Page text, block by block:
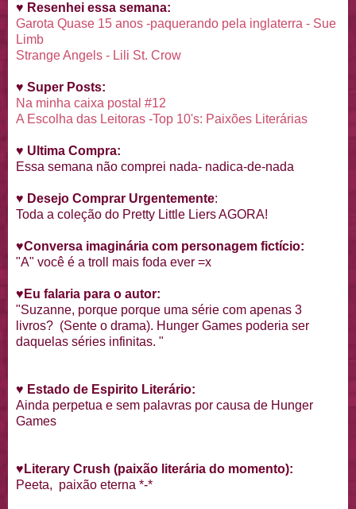
♥ Resenhei essa semana:
Garota Quase 15 anos -paquerando pela inglaterra - Sue
Limb
Strange Angels - Lili St. Crow
♥ Super Posts:
Na minha caixa postal #12
A Escolha das Leitoras -Top 10's: Paixões Literárias
♥ Ultima Compra:
Essa semana não comprei nada- nadica-de-nada
♥ Desejo Comprar Urgentemente:
Toda a coleção do Pretty Little Liers AGORA!
♥Conversa imaginária com personagem fictício:
"A" você é a troll mais foda ever =x
♥ Eu falaria para o autor:
"Suzanne, porque porque uma série com apenas 3
livros? (Sente o drama). Hunger Games poderia ser
daquelas séries infinitas. "
♥ Estado de Espirito Literário:
Ainda perpetua e sem palavras por causa de Hunger
Games
♥ Literary Crush (paixão literária do momento):
Peeta, paixão eterna *-*